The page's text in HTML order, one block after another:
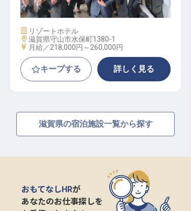
施設業態
リゾートホテル
勤務地
滋賀県守山市水保町1380-1
給与
月給／218,000円～ 260,000円
キープする 詳しく見る
滋賀県の宿泊施設一覧から探す
おもてなしHRが
あなたのお仕事探しを